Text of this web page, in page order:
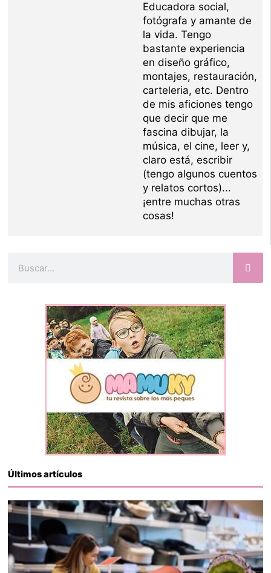
Educadora social,
fotógrafa y amante de
la vida. Tengo
bastante experiencia
en diseño gráfico,
montajes, restauración,
carteleria, etc. Dentro
de mis aficiones tengo
que decir que me
fascina dibujar, la
música, el cine, leer y,
claro está, escribir
(tengo algunos cuentos
y relatos cortos)...
¡entre muchas otras
cosas!
Últimos artículos